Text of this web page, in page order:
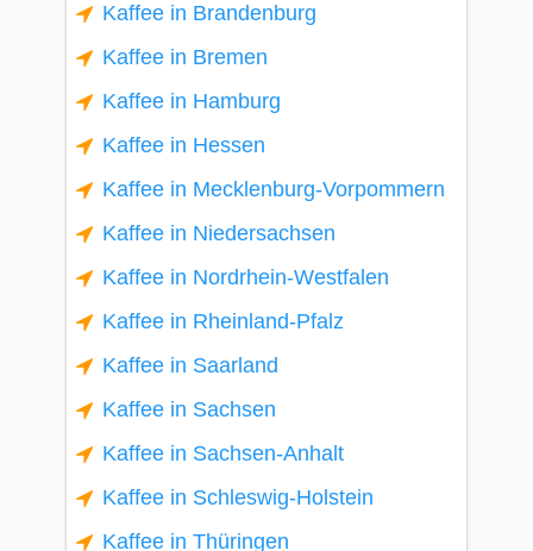
Kaffee in Brandenburg
Kaffee in Bremen
Kaffee in Hamburg
Kaffee in Hessen
Kaffee in Mecklenburg-Vorpommern
Kaffee in Niedersachsen
Kaffee in Nordrhein-Westfalen
Kaffee in Rheinland-Pfalz
Kaffee in Saarland
Kaffee in Sachsen
Kaffee in Sachsen-Anhalt
Kaffee in Schleswig-Holstein
Kaffee in Thüringen